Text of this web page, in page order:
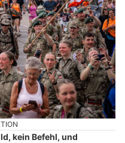
kein Befehl, und